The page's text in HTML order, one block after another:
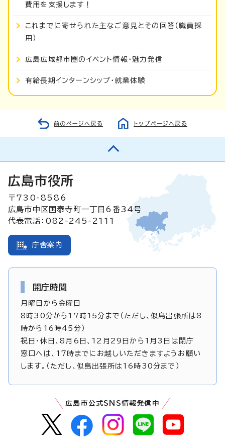
費用を支援します！
これまでに寄せられた主なご意見とその回答（職員採
用）
広島広域都市圏のイベント情報・魅力発信
有給長期インターンシップ・就業体験
前のページへ戻る トップページへ戻る
広島市役所
〒730-8586
広島市中区国泰寺町一丁目6番34号
代表電話：082-245-2111
庁舎案内
開庁時間
月曜日から金曜日
8時30分から17時15分まで（ただし、似島出張所は8
時から16時45分）
祝日・休日、8月6日、12月29日から1月3日は閉庁
窓口へは、17時までにお越しいただきますようお願い
します。（ただし、似島出張所は16時30分まで）
広島市公式SNS情報発信中